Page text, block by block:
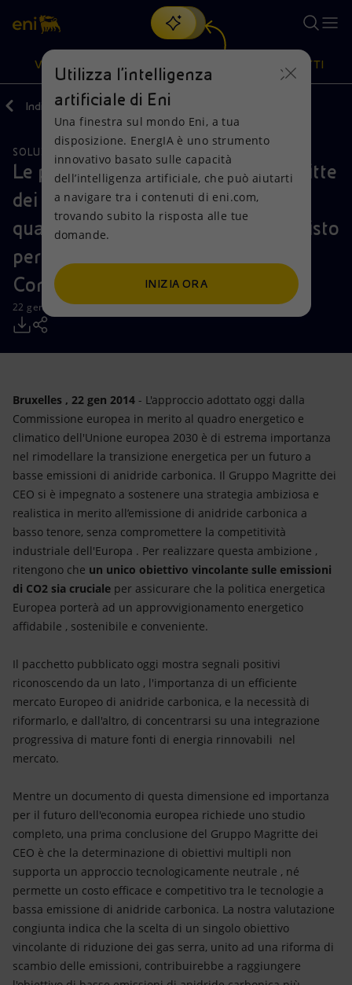
Cerca
scopri EnergIA, la nostra nuova soluzione di intelligenza
artificiale.
VISIONE
Visione
Mission e valori
Persone e Partnership
Net Zero
Modello satellitare
Energia accessibile
Innovazione
Scenari energetici
Azioni
Diversificazione energetica
Tecnologie per la transizione
Collaborazioni per l'innovazione
Attività nel mondo
PRODOTTI
Prodotti
Casa
Imprese
Mobilità
Indietro Media Comunicati Stampa
SOLUZIONI AMBIENTALI SOSTENIBILITÀ
Le prime reazioni del Gruppo Magritte
dei CEO sul pacchetto relativo al
quadro energetico e climatico previsto
per il 2030 pubblicato oggi dalla
Commissione Europea
22 gennaio 2014 - 17:35 CET
Bruxelles , 22 gen 2014 - L'approccio adottato oggi dalla
Commissione europea in merito al quadro energetico e
climatico dell'Unione europea 2030 è di estrema importanza
nel rimodellare la transizione energetica per un futuro a
basse emissioni di anidride carbonica. Il Gruppo Magritte dei
CEO si è impegnato a sostenere una strategia ambiziosa e
realistica in merito all’emissione di anidride carbonica a
basso tenore, senza compromettere la competitività
industriale dell'Europa . Per realizzare questa ambizione ,
ritengono che un unico obiettivo vincolante sulle emissioni
di CO2 sia cruciale per assicurare che la politica energetica
Europea porterà ad un approvvigionamento energetico
affidabile , sostenibile e conveniente.
Il pacchetto pubblicato oggi mostra segnali positivi
riconoscendo da un lato , l'importanza di un efficiente
mercato Europeo di anidride carbonica, e la necessità di
riformarlo, e dall'altro, di concentrarsi su una integrazione
progressiva di mature fonti di energia rinnovabili nel
mercato.
Mentre un documento di questa dimensione ed importanza
per il futuro dell'economia europea richiede uno studio
completo, una prima conclusione del Gruppo Magritte dei
CEO è che la determinazione di obiettivi multipli non
supporta un approccio tecnologicamente neutrale , né
permette un costo efficace e competitivo tra le tecnologie a
bassa emissione di anidride carbonica. La nostra valutazione
congiunta indica che la scelta di un singolo obiettivo
vincolante di riduzione dei gas serra, unito ad una riforma di
scambio delle emissioni, contribuirebbe a raggiungere
Utilizza l'intelligenza
artificiale di Eni
Una finestra sul mondo Eni, a tua
disposizione. EnergIA è uno strumento
innovativo basato sulle capacità
dell’intelligenza artificiale, che può aiutarti
a navigare tra i contenuti di eni.com,
trovando subito la risposta alle tue
domande.
INIZIA ORA